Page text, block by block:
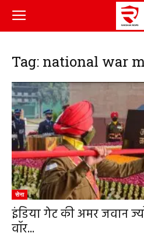
Tag: national war
सेना
इंडिया गेट की अमर जवान